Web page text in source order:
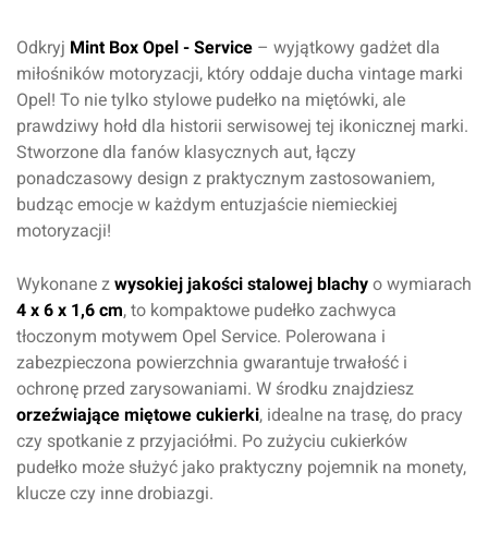
Odkryj Mint Box Opel - Service – wyjątkowy gadżet dla
miłośników motoryzacji, który oddaje ducha vintage marki
Opel! To nie tylko stylowe pudełko na miętówki, ale
prawdziwy hołd dla historii serwisowej tej ikonicznej marki.
Stworzone dla fanów klasycznych aut, łączy
ponadczasowy design z praktycznym zastosowaniem,
budząc emocje w każdym entuzjaście niemieckiej
motoryzacji!
Wykonane z wysokiej jakości stalowej blachy o wymiarach
4 x 6 x 1,6 cm, to kompaktowe pudełko zachwyca
tłoczonym motywem Opel Service. Polerowana i
zabezpieczona powierzchnia gwarantuje trwałość i
ochronę przed zarysowaniami. W środku znajdziesz
orzeźwiające miętowe cukierki, idealne na trasę, do pracy
czy spotkanie z przyjaciółmi. Po zużyciu cukierków
pudełko może służyć jako praktyczny pojemnik na monety,
klucze czy inne drobiazgi.